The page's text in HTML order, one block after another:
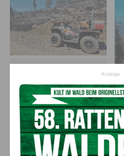
Quad Gerätschaften in
schwerzugängliches Gelände
Gute
Anzeige